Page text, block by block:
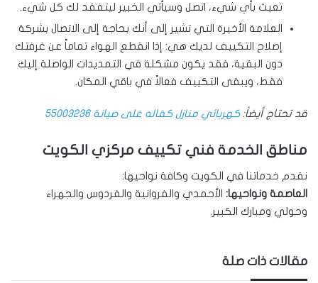
تعبث بأي شيء، اتصل وسيأتي الخبير ليتفقد لك كل شيء.
العلامة الأخيرة التي تشير إلى أنك بحاجة إلى الاتصال بشركة
إصلاح التكييف لديك هي: إذا انقطع الهواء تماماً عن غرفتك
دون البقية، فقد يكون مشكلة في التمديدات الواصلة إليك
فقط، ويبقى التكييف فعالاً في باقي المكان.
قد تحتاج أيضاً: كهربائي منازل كفاله على صيانة 55003236
مناطق الخدمة فني تكييف مركزي الكويت
نقدم خدماتنا في الكويت وكافة نواحيها:
العاصمة ونواحيها: الأحمدي والفروانية والفردوس والجهراء
وحولي ومبارك الكبير.
مقالات ذات صلة